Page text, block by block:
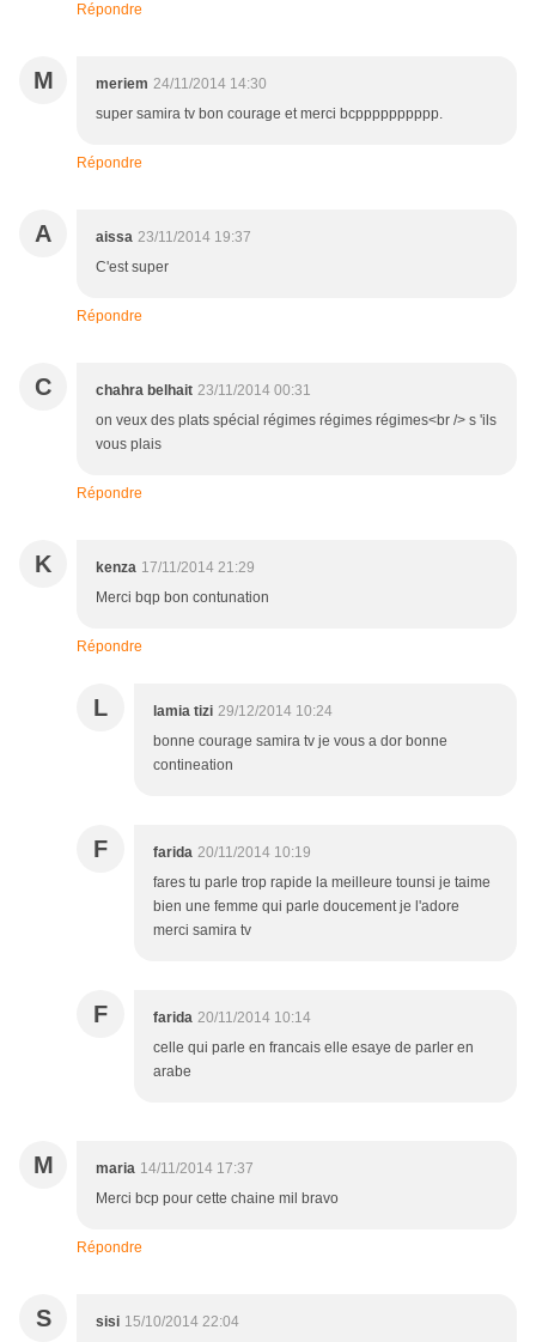
Répondre
M meriem 24/11/2014 14:30
super samira tv bon courage et merci bcpppppppppp.
Répondre
A aissa 23/11/2014 19:37
C'est super
Répondre
C chahra belhait 23/11/2014 00:31
on veux des plats spécial régimes régimes régimes<br /> s 'ils
vous plais
Répondre
K kenza 17/11/2014 21:29
Merci bqp bon contunation
Répondre
L lamia tizi 29/12/2014 10:24
bonne courage samira tv je vous a dor bonne
contineation
F farida 20/11/2014 10:19
fares tu parle trop rapide la meilleure tounsi je taime
bien une femme qui parle doucement je l'adore
merci samira tv
F farida 20/11/2014 10:14
celle qui parle en francais elle esaye de parler en
arabe
M maria 14/11/2014 17:37
Merci bcp pour cette chaine mil bravo
Répondre
S sisi 15/10/2014 22:04